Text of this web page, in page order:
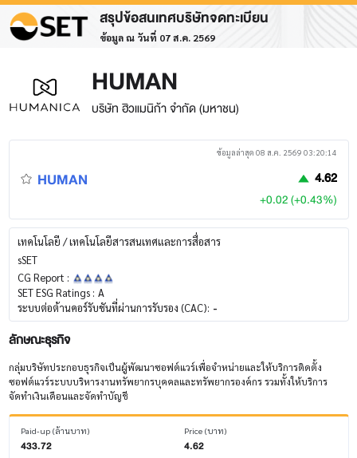
สรุปข้อสนเทศบริษัทจดทะเบียน
ข้อมูล ณ วันที่ 07 ส.ค. 2569
HUMAN
บริษัท ฮิวแมนิก้า จำกัด (มหาชน)
ข้อมูลล่าสุด 08 ส.ค. 2569 03:20:14
HUMAN 4.62
+0.02 (+0.43%)
เทคโนโลยี / เทคโนโลยีสารสนเทศและการสื่อสาร
sSET
CG Report :
SET ESG Ratings : A
ระบบต่อต้านคอร์รับชันที่ผ่านการรับรอง (CAC): -
ลักษณะธุรกิจ
กลุ่มบริษัทประกอบธุรกิจเป็นผู้พัฒนาซอฟต์แวร์เพื่อจำหน่ายและให้บริการติดตั้ง
ซอฟต์แวร์ระบบบริหารงานทรัพยากรบุคคลและทรัพยากรองค์กร รวมทั้งให้บริการ
จัดทำเงินเดือนและจัดทำบัญชี
Paid-up (ล้านบาท)
433.72
Price (บาท)
4.62